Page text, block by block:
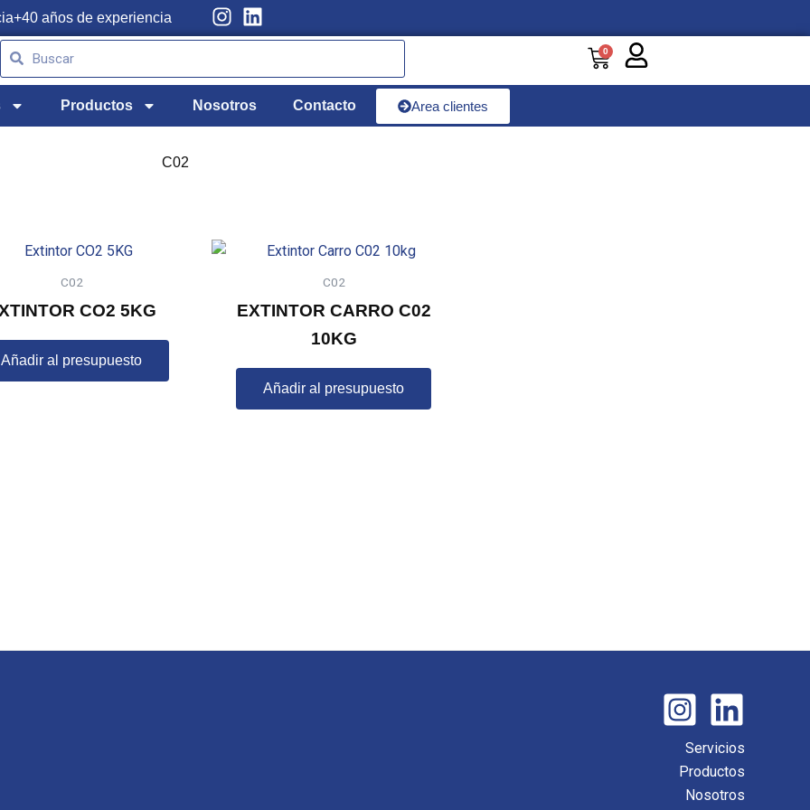
+40 años de experiencia
Buscar 0
Carrito
Productos Nosotros Contacto Area clientes
C02
C02
CO2 5KG
Añadir al presupuesto
C02
EXTINTOR CARRO C02
10KG
Añadir al presupuesto
Servicios
Productos
Nosotros